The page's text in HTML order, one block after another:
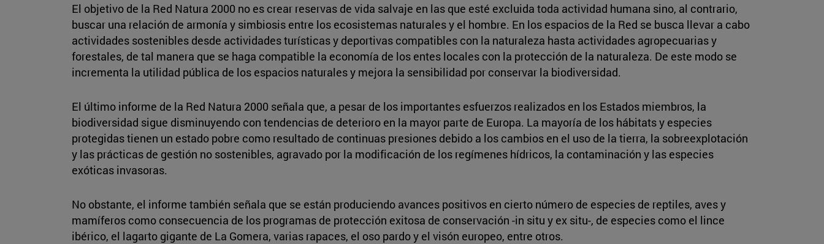
El objetivo de la Red Natura 2000 no es crear reservas de vida salvaje en las que esté excluida toda actividad humana sino, al contrario,
buscar una relación de armonía y simbiosis entre los ecosistemas naturales y el hombre. En los espacios de la Red se busca llevar a cabo
actividades sostenibles desde actividades turísticas y deportivas compatibles con la naturaleza hasta actividades agropecuarias y
forestales, de tal manera que se haga compatible la economía de los entes locales con la protección de la naturaleza. De este modo se
incrementa la utilidad pública de los espacios naturales y mejora la sensibilidad por conservar la biodiversidad.
El último informe de la Red Natura 2000 señala que, a pesar de los importantes esfuerzos realizados en los Estados miembros, la
biodiversidad sigue disminuyendo con tendencias de deterioro en la mayor parte de Europa. La mayoría de los hábitats y especies
protegidas tienen un estado pobre como resultado de continuas presiones debido a los cambios en el uso de la tierra, la sobreexplotación
y las prácticas de gestión no sostenibles, agravado por la modificación de los regímenes hídricos, la contaminación y las especies
exóticas invasoras.
No obstante, el informe también señala que se están produciendo avances positivos en cierto número de especies de reptiles, aves y
mamíferos como consecuencia de los programas de protección exitosa de conservación -in situ y ex situ-, de especies como el lince
ibérico, el lagarto gigante de La Gomera, varias rapaces, el oso pardo y el visón europeo, entre otros.